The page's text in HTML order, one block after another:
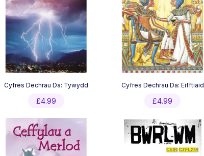
Cyfres Dechrau Da: Tywydd
£4.99
Cyfres Dechrau Da: Eifftiaid
£4.99